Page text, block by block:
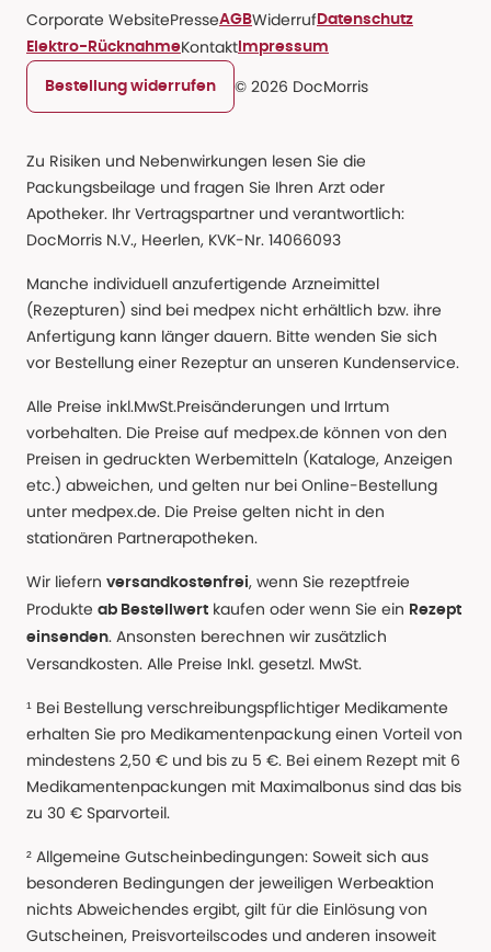
Corporate WebsitePresseAGBWiderruf Datenschutz
Elektro-RücknahmeKontakt Impressum
Bestellung widerrufen © 2026 DocMorris
Zu Risiken und Nebenwirkungen lesen Sie die
Packungsbeilage und fragen Sie Ihren Arzt oder
Apotheker. Ihr Vertragspartner und verantwortlich:
DocMorris N.V., Heerlen, KVK-Nr. 14066093
Manche individuell anzufertigende Arzneimittel
(Rezepturen) sind bei medpex nicht erhältlich bzw. ihre
Anfertigung kann länger dauern. Bitte wenden Sie sich
vor Bestellung einer Rezeptur an unseren Kundenservice.
Alle Preise inkl.MwSt.Preisänderungen und Irrtum
vorbehalten. Die Preise auf medpex.de können von den
Preisen in gedruckten Werbemitteln (Kataloge, Anzeigen
etc.) abweichen, und gelten nur bei Online-Bestellung
unter medpex.de. Die Preise gelten nicht in den
stationären Partnerapotheken.
Wir liefern versandkostenfrei, wenn Sie rezeptfreie
Produkte ab Bestellwert kaufen oder wenn Sie ein Rezept
einsenden. Ansonsten berechnen wir zusätzlich
Versandkosten. Alle Preise Inkl. gesetzl. MwSt.
¹ Bei Bestellung verschreibungspflichtiger Medikamente
erhalten Sie pro Medikamentenpackung einen Vorteil von
mindestens 2,50 € und bis zu 5 €. Bei einem Rezept mit 6
Medikamentenpackungen mit Maximalbonus sind das bis
zu 30 € Sparvorteil.
² Allgemeine Gutscheinbedingungen: Soweit sich aus
besonderen Bedingungen der jeweiligen Werbeaktion
nichts Abweichendes ergibt, gilt für die Einlösung von
Gutscheinen, Preisvorteilscodes und anderen insoweit